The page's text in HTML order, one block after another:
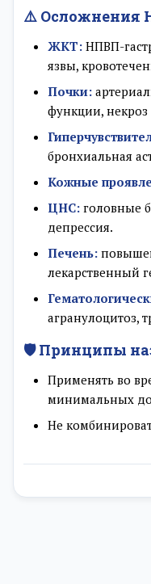
⚠️ Осложнения
ЖКТ: НПВП-
язвы,
Почки:
функции, некроз
бронхиальная
Кожные
ЦНС: головные
депрессия.
Печень:
лекарственный
агранулоцитоз,
🛡️ Принципы
Применять во
минимальных
Не